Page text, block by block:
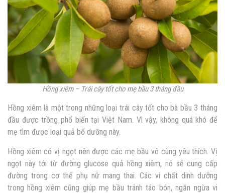
Hồng xiêm – Trái cây tốt cho mẹ bầu 3 tháng đầu
Hồng xiêm là một trong những loại trái cây tốt cho bà bầu 3 tháng
đầu được trồng phổ biến tại Việt Nam. Vì vậy, không quá khó để
mẹ tìm được loại quả bổ dưỡng này.
Hồng xiêm có vị ngọt nên được các mẹ bầu vô cùng yêu thích. Vị
ngọt này tới từ đường glucose quả hồng xiêm, nó sẽ cung cấp
đường trong cơ thể phụ nữ mang thai. Các vi chất dinh dưỡng
trong hồng xiêm cũng giúp mẹ bầu tránh táo bón, ngăn ngừa vi